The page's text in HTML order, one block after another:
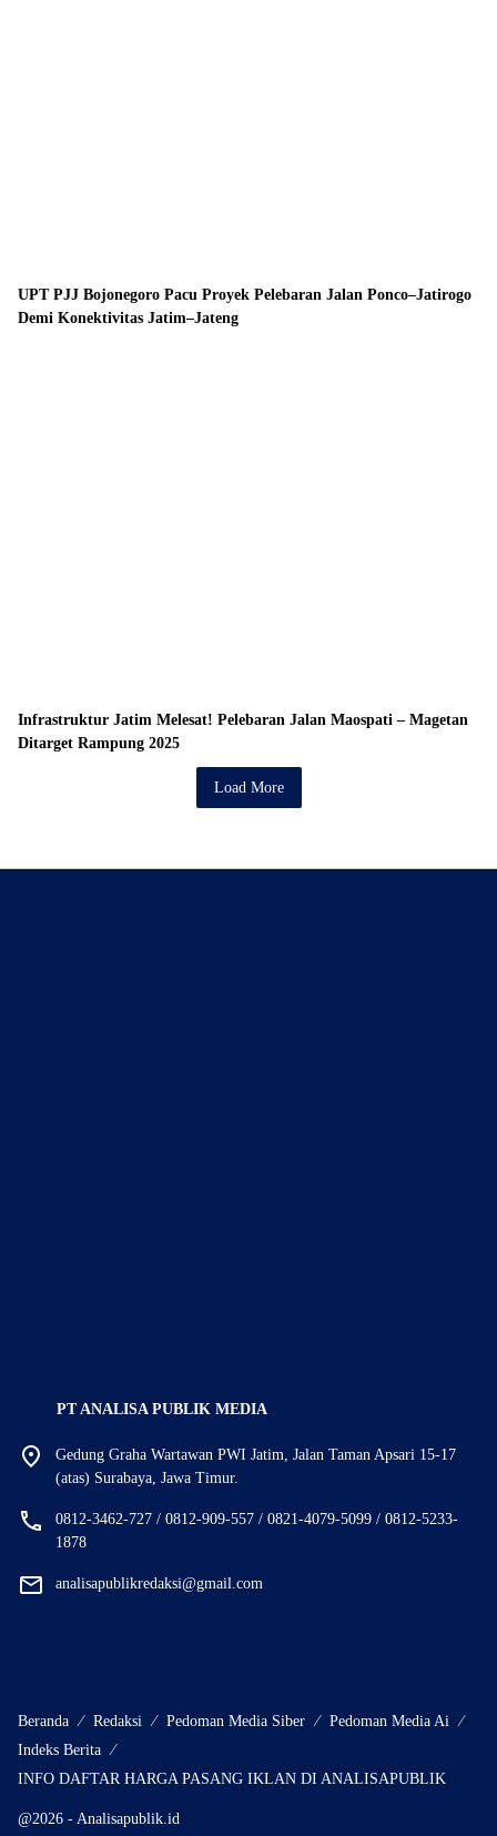
UPT PJJ Bojonegoro Pacu Proyek Pelebaran Jalan Ponco–Jatirogo
Demi Konektivitas Jatim–Jateng
Infrastruktur Jatim Melesat! Pelebaran Jalan Maospati – Magetan
Ditarget Rampung 2025
Load More
PT ANALISA PUBLIK MEDIA
Gedung Graha Wartawan PWI Jatim, Jalan Taman Apsari 15-17
(atas) Surabaya, Jawa Timur.
0812-3462-727 / 0812-909-557 / 0821-4079-5099 / 0812-5233-
1878
analisapublikredaksi@gmail.com
Beranda Redaksi Pedoman Media Siber
Pedoman Media Ai
Indeks Berita
INFO DAFTAR HARGA PASANG IKLAN DI ANALISAPUBLIK
@2026 - Analisapublik.id